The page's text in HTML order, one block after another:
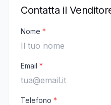
Contatta il
Nome *
Email *
Telefono *